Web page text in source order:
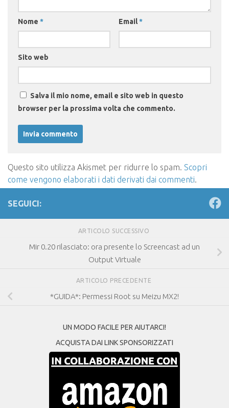
Nome * Email*
Sito web
Salva il mio nome, email e sito web in questo
browser per la prossima volta che commento.
Questo sito utilizza Akismet per ridurre lo spam. Scopri
come vengono elaborati i dati derivati dai commenti.
SEGUICI:
ARTICOLO SUCCESSIVO
Mir 0.20 rilasciato: ora presente lo Screencast ad un
Output Virtuale
ARTICOLO PRECEDENTE
*GUIDA*: Permessi Root su Meizu MX2!
UN MODO FACILE PER AIUTARCI!
ACQUISTA DAI LINK SPONSORIZZATI